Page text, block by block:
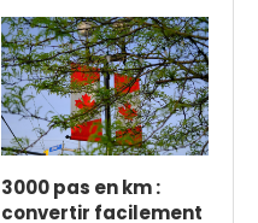
3000 pas en km :
convertir facilement